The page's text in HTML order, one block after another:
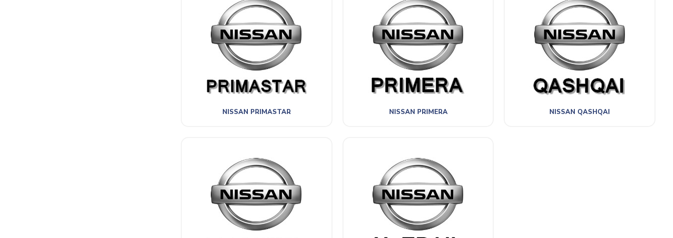
NISSAN PRIMASTAR NISSAN PRIMERA NISSAN QASHQAI